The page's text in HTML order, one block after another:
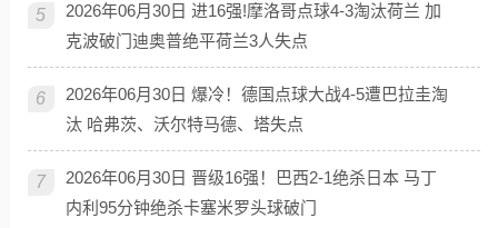
5
2026年06月30日 进16强!摩洛哥点球4-3淘汰荷兰 加
克波破门迪奥普绝平荷兰3人失点
6
2026年06月30日 爆冷！德国点球大战4-5遭巴拉圭淘
汰 哈弗茨、沃尔特马德、塔失点
7
2026年06月30日 晋级16强！巴西2-1绝杀日本 马丁
内利95分钟绝杀卡塞米罗头球破门